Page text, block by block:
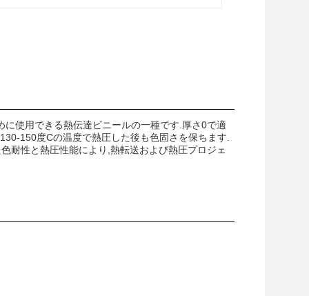
使用できる熱伝達ビニールの一種です.厚さ0で適
150度Cの温度で熱圧した後も色固さを保ちます.
耐性と熱圧性能により,熱転送および熱圧プロジェ